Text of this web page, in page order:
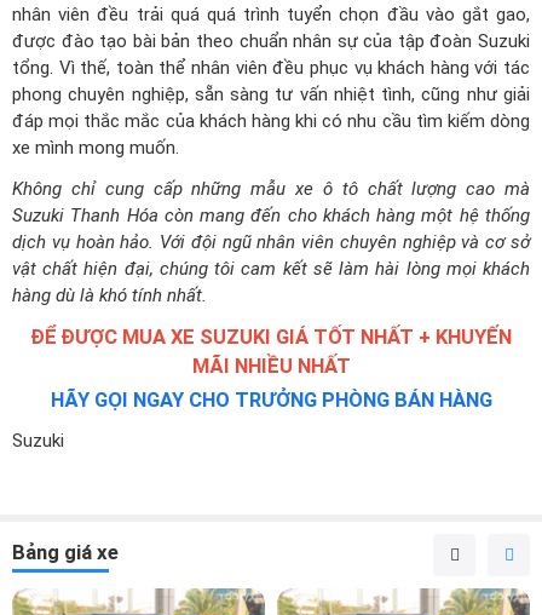
nhân viên đều trải quá quá trình tuyển chọn đầu vào gắt gao,
được đào tạo bài bản theo chuẩn nhân sự của tập đoàn Suzuki
tổng. Vì thế, toàn thể nhân viên đều phục vụ khách hàng với tác
phong chuyên nghiệp, sẵn sàng tư vấn nhiệt tình, cũng như giải
đáp mọi thắc mắc của khách hàng khi có nhu cầu tìm kiếm dòng
xe mình mong muốn.
Không chỉ cung cấp những mẫu xe ô tô chất lượng cao mà
Suzuki Thanh Hóa còn mang đến cho khách hàng một hệ thống
dịch vụ hoàn hảo. Với đội ngũ nhân viên chuyên nghiệp và cơ sở
vật chất hiện đại, chúng tôi cam kết sẽ làm hài lòng mọi khách
hàng dù là khó tính nhất.
ĐỂ ĐƯỢC MUA XE SUZUKI GIÁ TỐT NHẤT + KHUYẾN
MÃI NHIỀU NHẤT
HÃY GỌI NGAY CHO TRƯỞNG PHÒNG BÁN HÀNG
Suzuki
Bảng giá xe